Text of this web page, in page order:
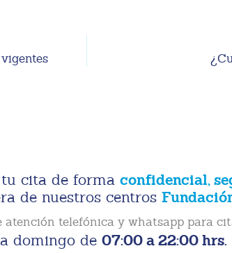
cita de forma confidencial,
de nuestros centros
atención telefónica y whatsapp para
domingo de 07:00 a 22:00 hrs.